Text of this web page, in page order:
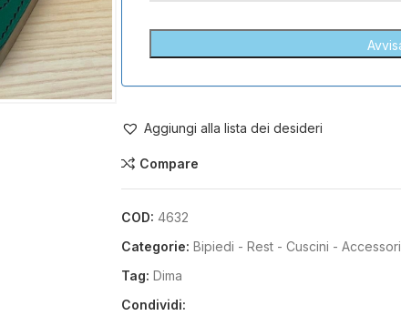
Aggiungi alla lista dei desideri
Compare
COD: 4632
Categorie: Bipiedi - Rest - Cuscini - Accessori
Tag: Dima
Condividi: